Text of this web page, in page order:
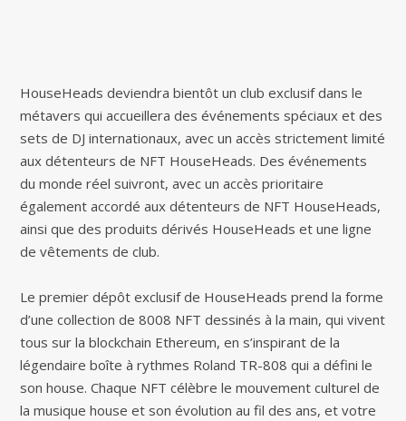
HouseHeads deviendra bientôt un club exclusif dans le
métavers qui accueillera des événements spéciaux et des
sets de DJ internationaux, avec un accès strictement limité
aux détenteurs de NFT HouseHeads. Des événements
du monde réel suivront, avec un accès prioritaire
également accordé aux détenteurs de NFT HouseHeads,
ainsi que des produits dérivés HouseHeads et une ligne
de vêtements de club.
Le premier dépôt exclusif de HouseHeads prend la forme
d’une collection de 8008 NFT dessinés à la main, qui vivent
tous sur la blockchain Ethereum, en s’inspirant de la
légendaire boîte à rythmes Roland TR-808 qui a défini le
son house. Chaque NFT célèbre le mouvement culturel de
la musique house et son évolution au fil des ans, et votre